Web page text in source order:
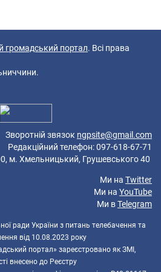
громадський портал. Всі права
Зворотній звязок ngpsite@gmail.com
телефон: 097-618-67-71
Хмельницький, Грушевського 40
Ми на Twitter
Ми на YouTube
Ми вTelegram
ради України з питань телебачення та
від 10.08.2023 року
портал» зареєстровано як ЗМІ,
внесено до Реєстру